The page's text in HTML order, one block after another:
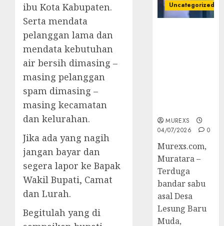
ibu Kota Kabupaten.
Serta mendata
pelanggan lama dan
mendata kebutuhan
air bersih dimasing –
masing pelanggan
spam dimasing –
masing kecamatan
dan kelurahan.
Jika ada yang nagih
jangan bayar dan
segera lapor ke Bapak
Wakil Bupati, Camat
dan Lurah.
Begitulah yang di
Uncategorized
MUREXS
04/07/2026
0
Murexs.com,
Muratara –
Terduga
bandar sabu
asal Desa
Lesung Baru
Muda,